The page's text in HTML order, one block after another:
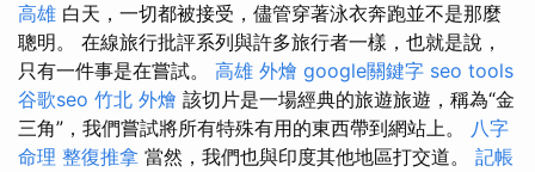
高雄 白天，一切都被接受，儘管穿著泳衣奔跑並不是那麼
聰明。 在線旅行批評系列與許多旅行者一樣，也就是說，
只有一件事是在嘗試。 高雄 外燴 google關鍵字 seo tools
谷歌seo 竹北 外燴 該切片是一場經典的旅遊旅遊，稱為“金
三角”，我們嘗試將所有特殊有用的東西帶到網站上。 八字
命理 整復推拿 當然，我們也與印度其他地區打交道。 記帳